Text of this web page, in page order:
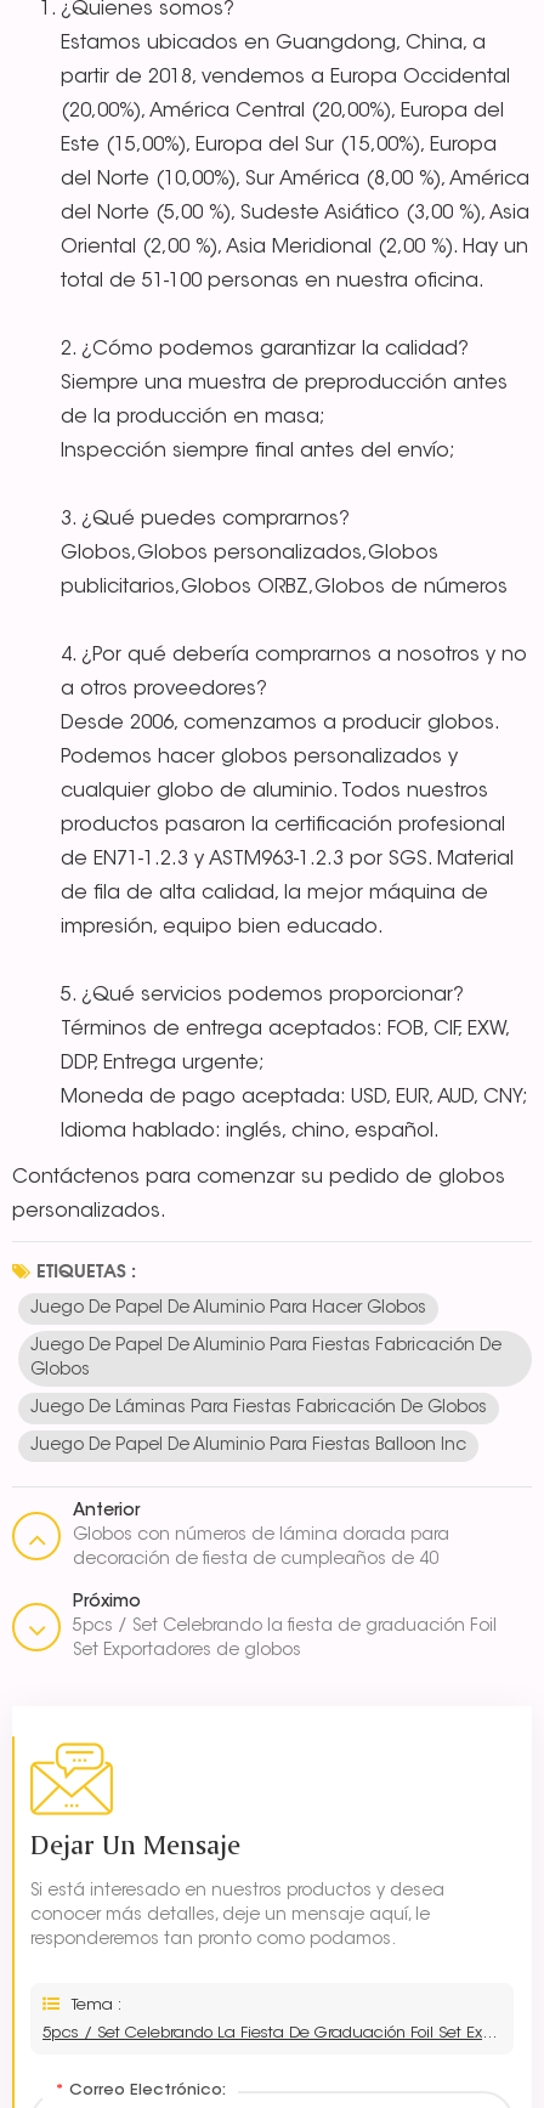
¿Quienes somos?
Estamos ubicados en Guangdong, China, a
partir de 2018, vendemos a Europa Occidental
(20,00%), América Central (20,00%), Europa del
Este (15,00%), Europa del Sur (15,00%), Europa
del Norte (10,00%), Sur América (8,00 %), América
del Norte (5,00 %), Sudeste Asiático (3,00 %), Asia
Oriental (2,00 %), Asia Meridional (2,00 %). Hay un
total de 51-100 personas en nuestra oficina.
2. ¿Cómo podemos garantizar la calidad?
Siempre una muestra de preproducción antes
de la producción en masa;
Inspección siempre final antes del envío;
3. ¿Qué puedes comprarnos?
Globos,Globos personalizados,Globos
publicitarios,Globos ORBZ,Globos de números
4. ¿Por qué debería comprarnos a nosotros y no
a otros proveedores?
Desde 2006, comenzamos a producir globos.
Podemos hacer globos personalizados y
cualquier globo de aluminio. Todos nuestros
productos pasaron la certificación profesional
de EN71-1.2.3 y ASTM963-1.2.3 por SGS. Material
de fila de alta calidad, la mejor máquina de
impresión, equipo bien educado.
5. ¿Qué servicios podemos proporcionar?
Términos de entrega aceptados: FOB, CIF, EXW,
DDP, Entrega urgente;
Moneda de pago aceptada: USD, EUR, AUD, CNY;
Idioma hablado: inglés, chino, español.
Contáctenos para comenzar su pedido de globos
personalizados.
ETIQUETAS :
Juego De Papel De Aluminio Para Hacer Globos
Juego De Papel De Aluminio Para Fiestas Fabricación De
Globos
Juego De Láminas Para Fiestas Fabricación De Globos
Juego De Papel De Aluminio Para Fiestas Balloon Inc
Anterior
Globos con números de lámina dorada para
decoración de fiesta de cumpleaños de 40
Próximo
5pcs / Set Celebrando la fiesta de graduación Foil
Set Exportadores de globos
Dejar Un Mensaje
Si está interesado en nuestros productos y desea
conocer más detalles, deje un mensaje aquí, le
responderemos tan pronto como podamos.
Tema :
5pcs / Set Celebrando La Fiesta De Graduación Foil Set Exportadores De Globos
* Correo Electrónico: